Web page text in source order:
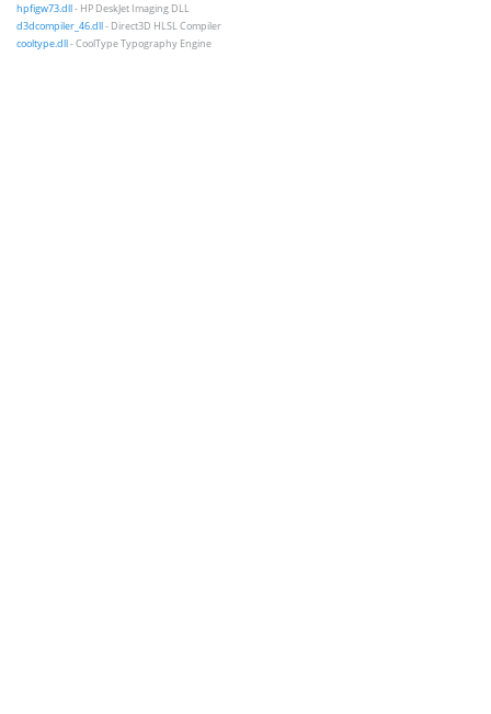
hpfigw73.dll- HP DeskJet Imaging DLL
d3dcompiler_46.dll- Direct3D HLSL Compiler
cooltype.dll- CoolType Typography Engine